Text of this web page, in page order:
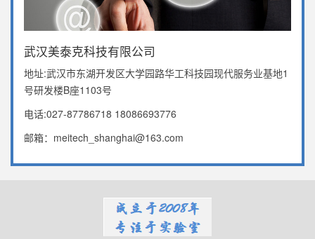
武汉美泰克科技有限公司
地址:武汉市东湖开发区大学园路华工科技园现代服务业基地1
号研发楼B座1103号
电话:027-87786718 18086693776
邮箱：meitech_shanghai@163.com